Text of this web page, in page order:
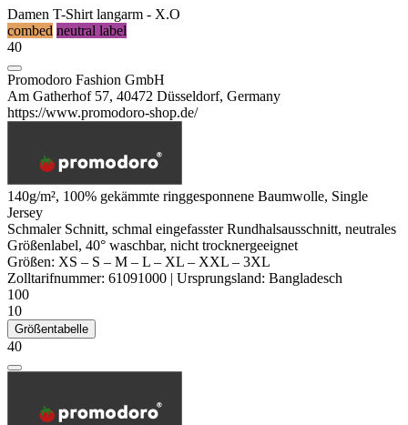
Damen T-Shirt langarm - X.O
combed neutral label
40
Promodoro Fashion GmbH
Am Gatherhof 57, 40472 Düsseldorf, Germany
https://www.promodoro-shop.de/
140g/m², 100% gekämmte ringgesponnene Baumwolle, Single
Jersey
Schmaler Schnitt, schmal eingefasster Rundhalsausschnitt, neutrales
Größenlabel, 40° waschbar, nicht trocknergeeignet
Größen: XS – S – M – L – XL – XXL – 3XL
Zolltarifnummer: 61091000 | Ursprungsland: Bangladesch
100
10
Größentabelle
40